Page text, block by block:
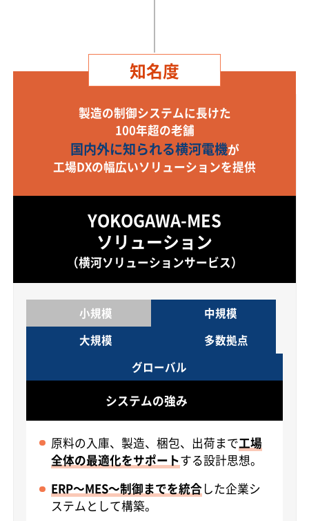
知名度
製造の制御システムに長けた
100年超の老舗
国内外に知られる横河電機が
工場DXの幅広いソリューションを提供
YOKOGAWA-MES
ソリューション
（横河ソリューションサービス）
小規模
中規模
大規模
多数拠点
グローバル
システムの強み
原料の入庫、製造、梱包、出荷まで工場
全体の最適化をサポートする設計思想。
ERP～MES～制御までを統合した企業シ
ステムとして構築。